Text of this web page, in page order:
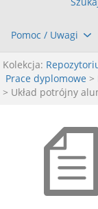
Pomoc / Uwagi
Kolekcja:
Prace dyplomowe >
> Układ potrójny